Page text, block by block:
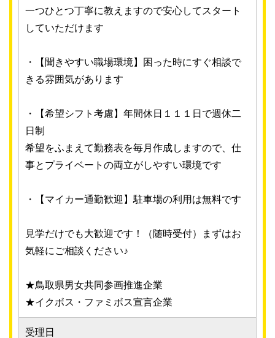
一つひとつ丁寧に教えますので安心してスタート
していただけます
・【聞きやすい職場環境】困った時にすぐ相談で
きる雰囲気があります
・【希望シフト考慮】年間休日１１１日で週休二
日制
希望をふまえて勤務表を毎月作成しますので、仕
事とプライベートの両立がしやすい環境です
・【マイカー通勤歓迎】駐車場の利用は無料です
見学だけでも大歓迎です！（随時受付）まずはお
気軽にご相談ください♪
★鳥取県男女共同参画推進企業
★イクボス・ファミボス宣言企業
受理日